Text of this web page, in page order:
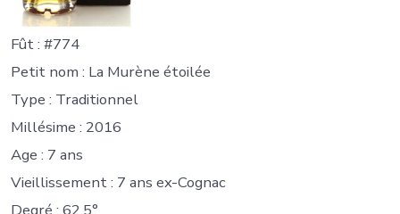
Fût : #774
Petit nom : La Murène étoilée
Type : Traditionnel
Millésime : 2016
Age : 7 ans
Vieillissement : 7 ans ex-Cognac
Degré : 62,5°